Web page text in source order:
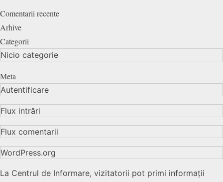
Comentarii recente
Arhive
Categorii
Nicio categorie
Meta
Autentificare
Flux intrări
Flux comentarii
WordPress.org
La Centrul de Informare, vizitatorii pot primi informații